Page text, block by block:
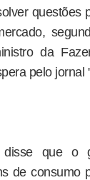
questões
da
pelo jornal
disse que o
de consumo